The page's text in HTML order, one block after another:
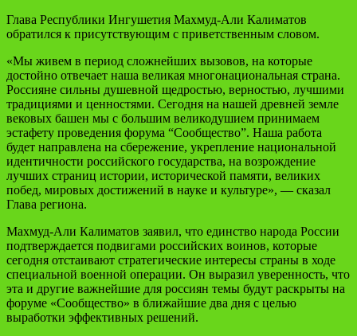
Глава Республики Ингушетия Махмуд-Али Калиматов
обратился к присутствующим с приветственным словом.
«Мы живем в период сложнейших вызовов, на которые
достойно отвечает наша великая многонациональная страна.
Россияне сильны душевной щедростью, верностью, лучшими
традициями и ценностями. Сегодня на нашей древней земле
вековых башен мы с большим великодушием принимаем
эстафету проведения форума “Сообщество”. Наша работа
будет направлена на сбережение, укрепление национальной
идентичности российского государства, на возрождение
лучших страниц истории, исторической памяти, великих
побед, мировых достижений в науке и культуре», — сказал
Глава региона.
Махмуд-Али Калиматов заявил, что единство народа России
подтверждается подвигами российских воинов, которые
сегодня отстаивают стратегические интересы страны в ходе
специальной военной операции. Он выразил уверенность, что
эта и другие важнейшие для россиян темы будут раскрыты на
форуме «Сообщество» в ближайшие два дня с целью
выработки эффективных решений.